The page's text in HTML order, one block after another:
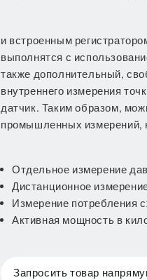
и встроенным
выполнятся с
также дополнительный,
внутреннего измерения
датчик. Таким образом,
промышленных измерений,
Отдельное измерение
Дистанционное
Измерение потребления
Активная мощность в
Запросить товар